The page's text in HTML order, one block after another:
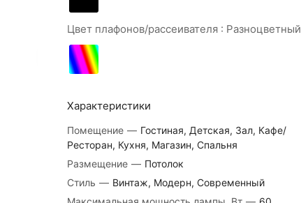
Цвет плафонов/рассеивателя : Разноцветный
Характеристики
Помещение — Гостиная, Детская, Зал, Кафе/
Ресторан, Кухня, Магазин, Спальня
Размещение — Потолок
Стиль — Винтаж, Модерн, Современный